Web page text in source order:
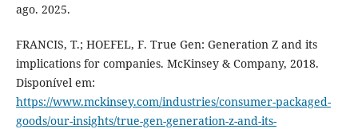
ago. 2025.
FRANCIS, T.; HOEFEL, F. True Gen: Generation Z and its
implications for companies. McKinsey & Company, 2018.
Disponível em:
https://www.mckinsey.com/industries/consumer-packaged-
goods/our-insights/true-gen-generation-z-and-its-